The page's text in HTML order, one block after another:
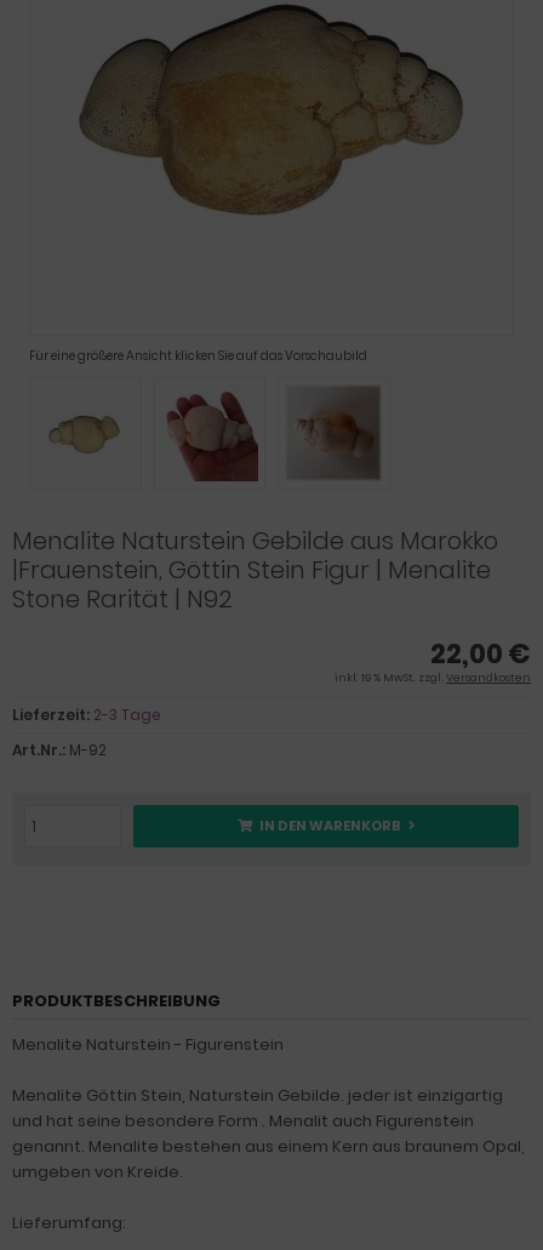
Für eine größere Ansicht klicken Sie auf das Vorschaubild
Menalite Naturstein Gebilde aus Marokko
|Frauenstein, Göttin Stein Figur | Menalite
Stone Rarität | N92
22,00 €
inkl. 19 % MwSt. zzgl. Versandkosten
Lieferzeit: 2-3 Tage
Art.Nr.: M-92
IN DEN WARENKORB
PRODUKTBESCHREIBUNG
Menalite Naturstein - Figurenstein
Menalite Göttin Stein, Naturstein Gebilde. jeder ist einzigartig
und hat seine besondere Form . Menalit auch Figurenstein
genannt. Menalite bestehen aus einem Kern aus braunem Opal,
umgeben von Kreide.
Lieferumfang: